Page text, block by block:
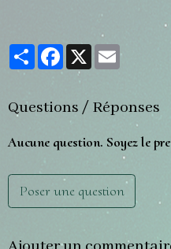
PartagerFacebook
X Email
Questions / Réponses
Aucune question. Soyez le
Poser une question